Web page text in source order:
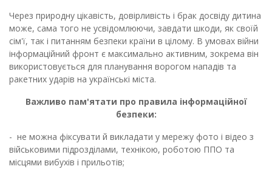
Через природну цікавість, довірливість і брак досвіду дитина
може, сама того не усвідомлюючи, завдати шкоди, як своїй
сім'ї, так і питанням безпеки країни в цілому. В умовах війни
інформаційний фронт є максимально активним, зокрема він
використовується для планування ворогом нападів та
ракетних ударів на українські міста.
Важливо пам'ятати про правила інформаційної
безпеки:
- не можна фіксувати й викладати у мережу фото і відео з
військовими підрозділами, технікою, роботою ППО та
місцями вибухів і прильотів;